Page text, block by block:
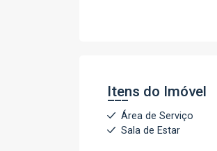
Itens do Imóvel
Área de Serviço
Sala de Estar